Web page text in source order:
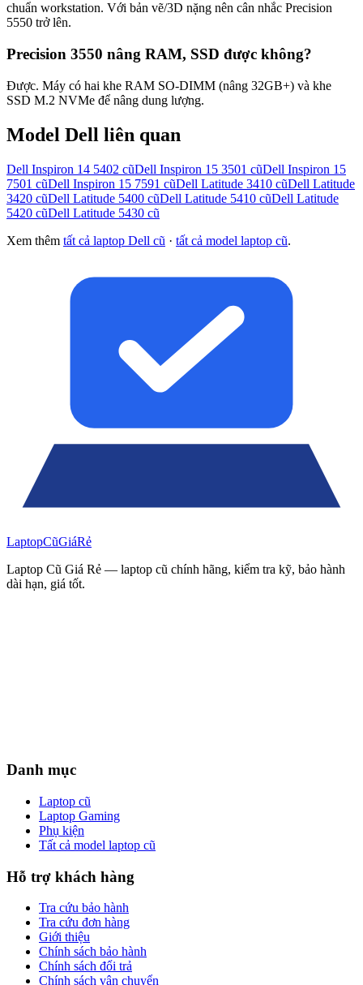
chuẩn workstation. Với bản vẽ/3D nặng nên cân nhắc Precision
5550 trở lên.
Precision 3550 nâng RAM, SSD được không?
Được. Máy có hai khe RAM SO-DIMM (nâng 32GB+) và khe
SSD M.2 NVMe để nâng dung lượng.
Model Dell liên quan
Dell Inspiron 14 5402 cũDell Inspiron 15 3501 cũDell Inspiron 15
7501 cũDell Inspiron 15 7591 cũDell Latitude 3410 cũDell Latitude
3420 cũDell Latitude 5400 cũDell Latitude 5410 cũDell Latitude
5420 cũDell Latitude 5430 cũ
Xem thêm tất cả laptop Dell cũ · tất cả model laptop cũ.
LaptopCũGiáRẻ
Laptop Cũ Giá Rẻ — laptop cũ chính hãng, kiểm tra kỹ, bảo hành
dài hạn, giá tốt.
Danh mục
Laptop cũ
Laptop Gaming
Phụ kiện
Tất cả model laptop cũ
Hỗ trợ khách hàng
Tra cứu bảo hành
Tra cứu đơn hàng
Giới thiệu
Chính sách bảo hành
Chính sách đổi trả
Chính sách vận chuyển